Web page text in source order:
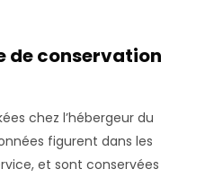
de conservation
chez l’hébergeur du
figurent dans les
et sont conservées